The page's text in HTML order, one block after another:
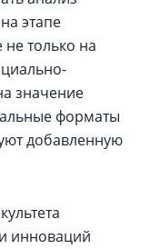
этапе
только на
значение
форматы
добавленную
инноваций